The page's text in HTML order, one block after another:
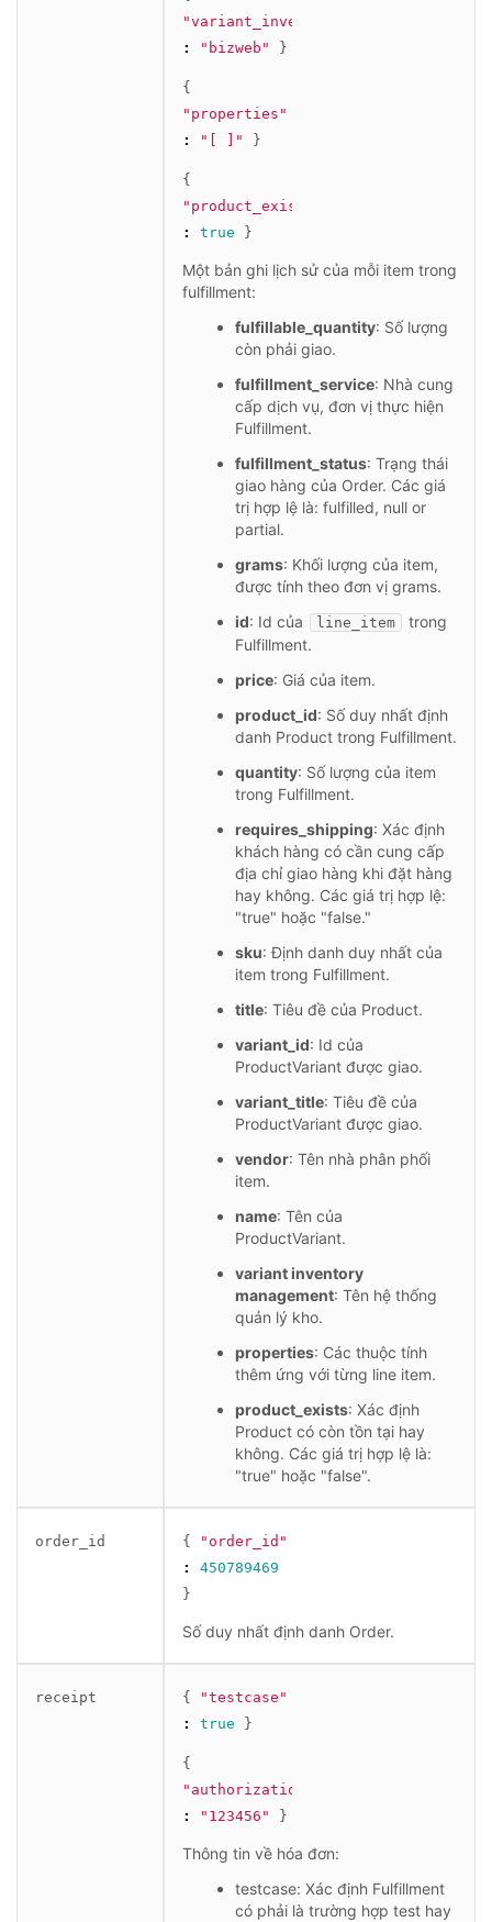
"variant_inventory_management"
:
"bizweb" }
{
"properties"
:
"[ ]" }
{
"product_exists"
:
true }
Một bản ghi lịch sử của mỗi item trong
fulfillment:
fulfillable_quantity: Số lượng
còn phải giao.
fulfillment_service: Nhà cung
cấp dịch vụ, đơn vị thực hiện
Fulfillment.
fulfillment_status: Trạng thái
giao hàng của Order. Các giá
trị hợp lệ là: fulfilled, null or
partial.
grams: Khối lượng của item,
được tính theo đơn vị grams.
id: Id của line_item
trong
Fulfillment.
price: Giá của item.
product_id: Số duy nhất định
danh Product trong Fulfillment.
quantity: Số lượng của item
trong Fulfillment.
requires_shipping: Xác định
khách hàng có cần cung cấp
địa chỉ giao hàng khi đặt hàng
hay không. Các giá trị hợp lệ:
"true" hoặc "false."
sku: Định danh duy nhất của
item trong Fulfillment.
title: Tiêu đề của Product.
variant_id: Id của
ProductVariant được giao.
variant_title: Tiêu đề của
ProductVariant được giao.
vendor: Tên nhà phân phối
item.
name: Tên của
ProductVariant.
variant inventory
management: Tên hệ thống
quản lý kho.
properties: Các thuộc tính
thêm ứng với từng line item.
product_exists: Xác định
Product có còn tồn tại hay
không. Các giá trị hợp lệ là:
"true" hoặc "false".
order_id {
"order_id"
:
450789469
}
Số duy nhất định danh Order.
receipt {
"testcase"
:
true }
{
"authorization"
:
"123456" }
Thông tin về hóa đơn:
testcase: Xác định Fulfillment
có phải là trường hợp test hay